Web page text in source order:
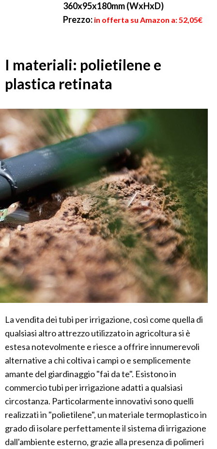
360x95x180mm (WxHxD)
Prezzo: in offerta su Amazon a: 52,05€
I materiali: polietilene e
plastica retinata
La vendita dei tubi per irrigazione, così come quella di
qualsiasi altro attrezzo utilizzato in agricoltura si è
estesa notevolmente e riesce a offrire innumerevoli
alternative a chi coltiva i campi o e semplicemente
amante del giardinaggio "fai da te". Esistono in
commercio tubi per irrigazione adatti a qualsiasi
circostanza. Particolarmente innovativi sono quelli
realizzati in "polietilene", un materiale termoplastico in
grado di isolare perfettamente il sistema di irrigazione
dall'ambiente esterno, grazie alla presenza di polimeri